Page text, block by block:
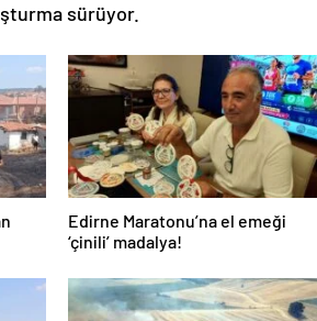
sürüyor.
Edirne Maratonu’na el emeği
‘çinili’ madalya!